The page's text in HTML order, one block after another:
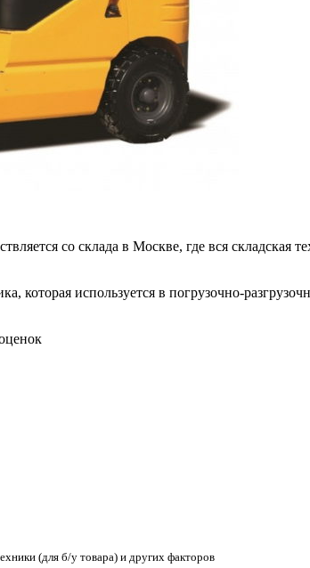
со склада в Москве, где вся складская
которая используется в погрузочно-
(для б/у товара) и других факторов